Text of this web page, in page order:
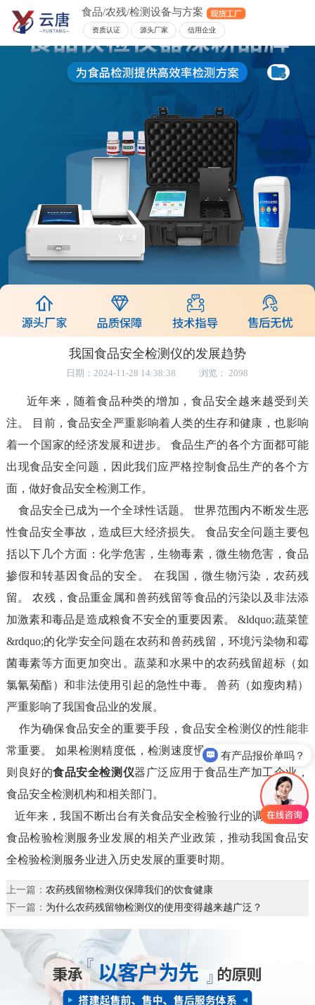
食品/农残/检测设备与方案
资质认证 源头厂家 信用企业
我国食品安全检测仪的发展趋势
日期：2024-11-28 14:38:38 浏览： 2098
近年来，随着食品种类的增加，食品安全越来越受到关
注。 目前，食品安全严重影响着人类的生存和健康，也影响
着一个国家的经济发展和进步。 食品生产的各个方面都可能
出现食品安全问题，因此我们应严格控制食品生产的各个方
面，做好食品安全检测工作。
食品安全已成为一个全球性话题。 世界范围内不断发生恶
性食品安全事故，造成巨大经济损失。 食品安全问题主要包
括以下几个方面：化学危害，生物毒素，微生物危害，食品
掺假和转基因食品的安全。 在我国，微生物污染，农药残
留。 农残，食品重金属和兽药残留等食品的污染以及非法添
加激素和毒品是造成粮食不安全的重要因素。 &ldquo;蔬菜筐
&rdquo;的化学安全问题在农药和兽药残留，环境污染物和霉
菌毒素等方面更加突出。蔬菜和水果中的农药残留超标（如
氯氰菊酯）和非法使用引起的急性中毒。 兽药（如瘦肉精）
严重影响了我国食品业的发展。
作为确保食品安全的重要手段，食品安全检测仪的性能非
常重要。 如果检测精度低，检测速度慢的仪器不如未使用，
则良好的食品安全检测仪器广泛应用于食品生产加工企业，
食品安全检测机构和相关部门。
近年来，我国不断出台有关食品安全检验行业的调整和促进
食品检验检测服务业发展的相关产业政策，推动我国食品安
全检验检测服务业进入历史发展的重要时期。
上一篇： 农药残留物检测仪保障我们的饮食健康
下一篇： 为什么农药残留物检测仪的使用变得越来越广泛？
有产品报价单吗？